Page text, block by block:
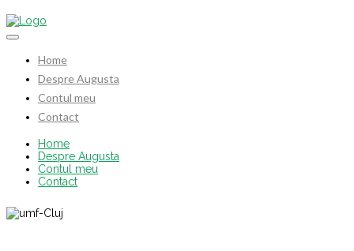
Home
Despre Augusta
Contul meu
Contact
Home
Despre Augusta
Contul meu
Contact